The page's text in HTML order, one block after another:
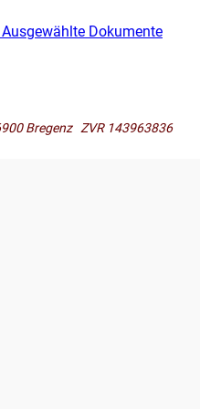
Dokumente
Bregenz ZVR 143963836